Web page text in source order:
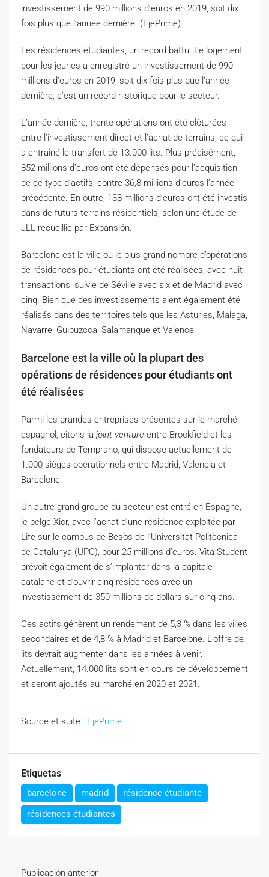
investissement de 990 millions d’euros en 2019, soit dix
fois plus que l’année dernière. (EjePrime)
Les résidences étudiantes, un record battu. Le logement
pour les jeunes a enregistré un investissement de 990
millions d’euros en 2019, soit dix fois plus que l’année
dernière, c’est un record historique pour le secteur.
L’année dernière, trente opérations ont été clôturées
entre l’investissement direct et l’achat de terrains, ce qui
a entraîné le transfert de 13.000 lits. Plus précisément,
852 millions d’euros ont été dépensés pour l’acquisition
de ce type d’actifs, contre 36,8 millions d’euros l’année
précédente. En outre, 138 millions d’euros ont été investis
dans de futurs terrains résidentiels, selon une étude de
JLL recueillie par Expansión.
Barcelone est la ville où le plus grand nombre d’opérations
de résidences pour étudiants ont été réalisées, avec huit
transactions, suivie de Séville avec six et de Madrid avec
cinq. Bien que des investissements aient également été
réalisés dans des territoires tels que les Asturies, Malaga,
Navarre, Guipuzcoa, Salamanque et Valence.
Barcelone est la ville où la plupart des
opérations de résidences pour étudiants ont
été réalisées
Parmi les grandes entreprises présentes sur le marché
espagnol, citons la joint venture entre Brookfield et les
fondateurs de Temprano, qui dispose actuellement de
1.000 sièges opérationnels entre Madrid, Valencia et
Barcelone.
Un autre grand groupe du secteur est entré en Espagne,
le belge Xior, avec l’achat d’une résidence exploitée par
Life sur le campus de Besòs de l’Universitat Politècnica
de Catalunya (UPC), pour 25 millions d’euros. Vita Student
prévoit également de s’implanter dans la capitale
catalane et d’ouvrir cinq résidences avec un
investissement de 350 millions de dollars sur cinq ans.
Ces actifs génèrent un rendement de 5,3 % dans les villes
secondaires et de 4,8 % à Madrid et Barcelone. L’offre de
lits devrait augmenter dans les années à venir.
Actuellement, 14.000 lits sont en cours de développement
et seront ajoutés au marché en 2020 et 2021.
Source et suite : EjePrime
Etiquetas
barcelone madrid
résidence étudiante
résidences étudiantes
Publicación anterior